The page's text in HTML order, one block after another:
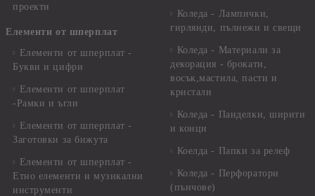
проекти
Елементи от шперплат
Елементи от шперплат -
Букви и цифри
Елементи от шперплат
-Рамки и ъгли
Елементи от шперплат -
Заготовки за бижута
Елементи от шперплат -
Етно елементи и музикални
инструменти
Коледа - Лампички,
гирлянди, пълнежи и свещи
Коледа - Материали за
декорация - брокати,
восък,мастила, пасти и
кристали
Коледа - Панделки, ширити
и конци
Коелда - Папки за релеф
Коледа - Перфоратори
(пънчове)